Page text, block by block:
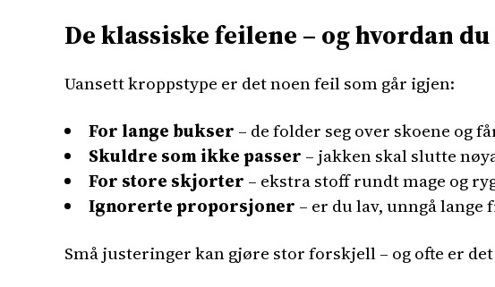
De klassiske feilene – og hvordan
Uansett kroppstype er det noen feil som går igjen:
For lange bukser – de folder seg over skoene og
Skuldre som ikke passer – jakken skal slutte
For store skjorter – ekstra stoff rundt mage og
Ignorerte proporsjoner – er du lav, unngå
Små justeringer kan gjøre stor forskjell – og ofte er